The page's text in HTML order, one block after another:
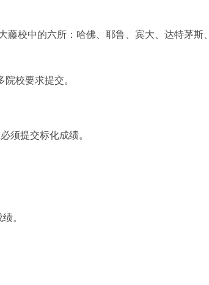
校中的六所：哈佛、耶鲁、宾大、达特茅斯、
校要求提交。
须提交标化成绩。
。